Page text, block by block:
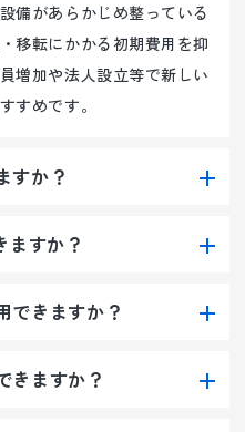
9F
備があらかじめ整っている
移転にかかる初期費用を抑
増加や法人設立等で新しい
すめです。
すか？
ますか？
できますか？
きますか？